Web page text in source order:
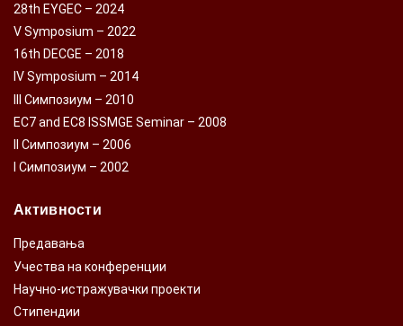
28th EYGEC – 2024
V Symposium – 2022
16th DECGE – 2018
IV Symposium – 2014
III Симпозиум – 2010
EC7 and EC8 ISSMGE Seminar – 2008
II Симпозиум – 2006
I Симпозиум – 2002
Активности
Предавања
Учества на конференции
Научно-истражувачки проекти
Стипендии